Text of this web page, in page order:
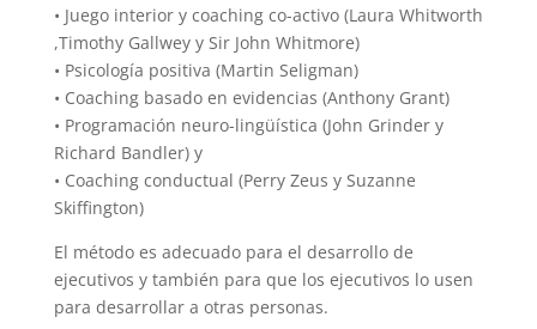
• Juego interior y coaching co-activo (Laura Whitworth
,Timothy Gallwey y Sir John Whitmore)
• Psicología positiva (Martin Seligman)
• Coaching basado en evidencias (Anthony Grant)
• Programación neuro-lingüística (John Grinder y
Richard Bandler) y
• Coaching conductual (Perry Zeus y Suzanne
Skiffington)
El método es adecuado para el desarrollo de
ejecutivos y también para que los ejecutivos lo usen
para desarrollar a otras personas.